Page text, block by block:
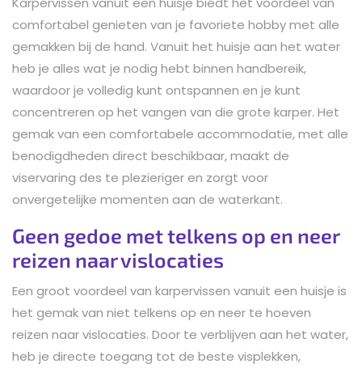
comfortabel genieten van je favoriete hobby met alle
gemakken bij de hand. Vanuit het huisje aan het water
heb je alles wat je nodig hebt binnen handbereik,
waardoor je volledig kunt ontspannen en je kunt
concentreren op het vangen van die grote karper. Het
gemak van een comfortabele accommodatie, met alle
benodigdheden direct beschikbaar, maakt de
viservaring des te plezieriger en zorgt voor
onvergetelijke momenten aan de waterkant.
Geen gedoe met telkens op en neer
reizen naar vislocaties
Een groot voordeel van karpervissen vanuit een huisje is
het gemak van niet telkens op en neer te hoeven
reizen naar vislocaties. Door te verblijven aan het water,
heb je directe toegang tot de beste visplekken,